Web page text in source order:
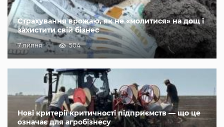
Страхування врожаю, як не «молитися» на дощ і
захистити свій бізнес
7 липня 504
Нові критерії критичності підприємств — що це
означає для агробізнесу